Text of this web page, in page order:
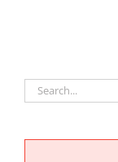
Search
for: